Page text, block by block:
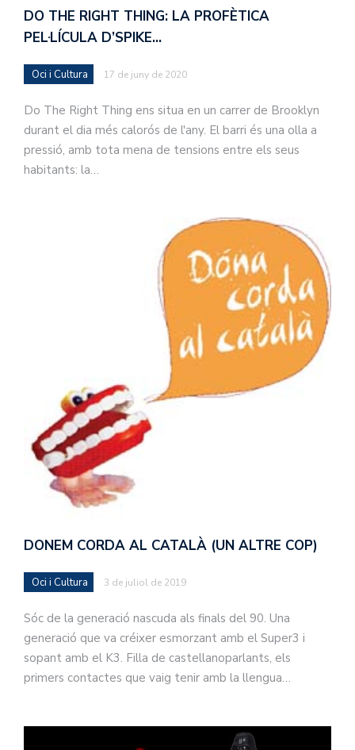
DO THE RIGHT THING: LA PROFÈTICA
PEL·LÍCULA D’SPIKE…
Oci i Cultura 17 de juny de 2020
Do The Right Thing ens situa en un carrer de Brooklyn
durant el dia més calorós de l'any. El barri és una olla a
pressió, amb tota mena de tensions entre els seus
habitants: la…
DONEM CORDA AL CATALÀ (UN ALTRE COP)
Oci i Cultura 3 de juliol de 2019
Sóc de la generació nascuda als finals del 90. Una
generació que va créixer esmorzant amb el Super3 i
sopant amb el K3. Filla de castellanoparlants, els
primers contactes que vaig tenir amb la llengua…